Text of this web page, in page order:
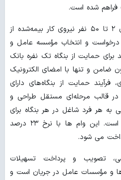
فراهم شده است.
در گام نخست، بنگاه‌های دارای ۲ تا ۵۰ نفر نیروی کار بیمه‌شده از
و انتخاب مؤسسه عامل و
برای حمایت از بنگاه تک نفره بانک
و تنها با امضای الکترونیک
فرآیند حمایت از بنگاه‌های دارای
کار نیز در قالب مرحله‌ای مستقل طراحی و
به هر فرد شاغل در هر بنگاه برای
هر ماه برابر ۲۲۰ میلیون ریال است. این وام ها با نرخ ۲۳ درصد
تصویب و پرداخت تسهیلات
و مؤسسات عامل در جریان است و